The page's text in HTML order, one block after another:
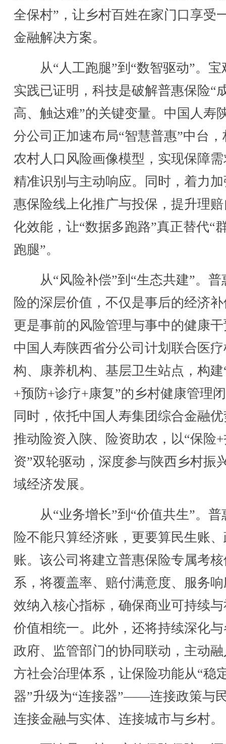
全保村”，让乡村百姓在家门口享受
金融解决方案。
从“人工跑腿”到“数智驱动”。宝
实践已证明，科技是破解普惠保险“
高、触达难”的关键变量。中国人寿
分公司正加速布局“智慧普惠”中台，
农村人口风险画像模型，实现保障
精准识别与主动响应。同时，着力
惠保险线上化推广与投保，提升理
化效能，让“数据多跑路”真正替代“
跑腿”。
从“风险补偿”到“生态共建”。普
险的深层价值，不仅是事后的经济
更是事前的风险管理与事中的健康
中国人寿陕西省分公司计划联合医
构、康养机构、基层卫生站点，构建
+预防+诊疗+康复”的乡村健康管理
同时，依托中国人寿集团综合金融
推动险资入陕、险资助农，以“保险
资”双轮驱动，深度参与陕西乡村振
域经济发展。
从“业务增长”到“价值共生”。普
险不能只算经济账，更要算民生账
账。该公司将建立普惠保险专属考
系，将覆盖率、赔付满意度、服务
效纳入核心指标，确保商业可持续
价值相统一。此外，还将持续深化
政府、监管部门的协同联动，主动
方社会治理体系，让保险功能从“稳
器”升级为“连接器”——连接政策与
连接金融与实体、连接城市与乡村。